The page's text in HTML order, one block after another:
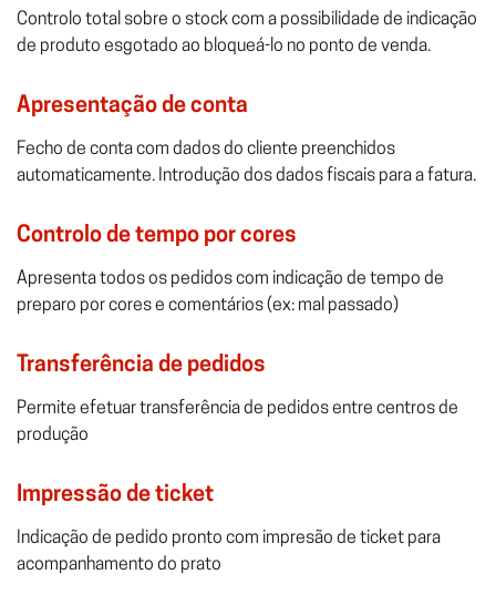
Controlo total sobre o stock com a possibilidade de indicação
de produto esgotado ao bloqueá-lo no ponto de venda.
Apresentação de conta
Fecho de conta com dados do cliente preenchidos
automaticamente. Introdução dos dados fiscais para a fatura.
Controlo de tempo por cores
Apresenta todos os pedidos com indicação de tempo de
preparo por cores e comentários (ex: mal passado)
Transferência de pedidos
Permite efetuar transferência de pedidos entre centros de
produção
Impressão de ticket
Indicação de pedido pronto com impresão de ticket para
acompanhamento do prato